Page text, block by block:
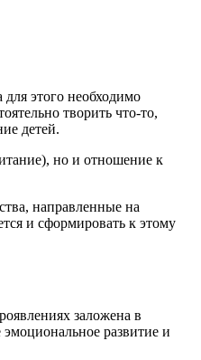
этого необходимо
творить что-то,
детей.
но и отношение к
направленные на
и сформировать к этому
заложена в
развитие и